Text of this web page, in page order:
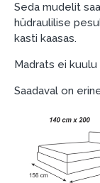
kes on
Lisateave:
Enne
garantii
Finantsvastutus:
Laenake
palun
Seda mudelit
hüdraulilise
kasti kaasas.
Madrats ei
Saadaval on